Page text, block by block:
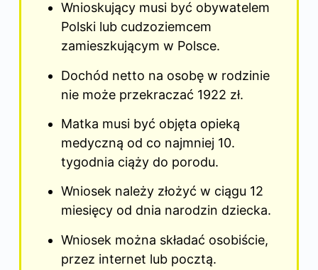
Wnioskujący musi być obywatelem
Polski lub cudzoziemcem
zamieszkującym w Polsce.
Dochód netto na osobę w rodzinie
nie może przekraczać 1922 zł.
Matka musi być objęta opieką
medyczną od co najmniej 10.
tygodnia ciąży do porodu.
Wniosek należy złożyć w ciągu 12
miesięcy od dnia narodzin dziecka.
Wniosek można składać osobiście,
przez internet lub pocztą.